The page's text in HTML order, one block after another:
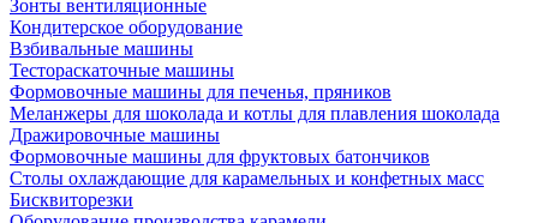
Зонты вентиляционные
Кондитерское оборудование
Взбивальные машины
Тестораскаточные машины
Формовочные машины для печенья, пряников
Меланжеры для шоколада и котлы для плавления шоколада
Дражировочные машины
Формовочные машины для фруктовых батончиков
Столы охлаждающие для карамельных и конфетных масс
Бисквиторезки